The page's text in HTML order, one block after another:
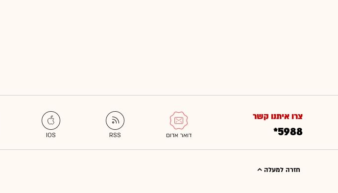
צרו איתנו קשר
*5988
חזרה למעלה